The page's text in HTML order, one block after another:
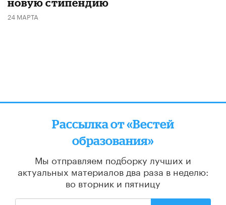
24 МАРТА
Рассылка от «Вестей
образования»
Мы отправляем подборку лучших и
актуальных материалов два раза в неделю:
во вторник и пятницу